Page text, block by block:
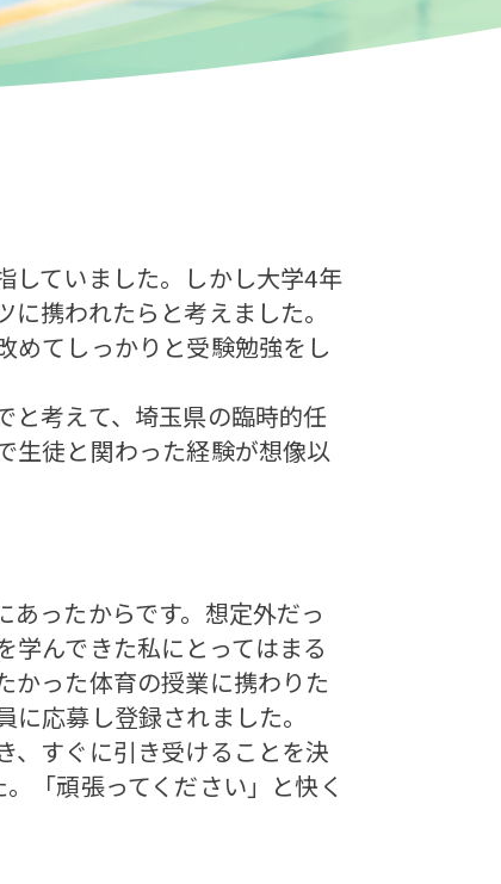
していました。しかし大学4年
携われたらと考えました。
めてしっかりと受験勉強をし
考えて、埼玉県の臨時的任
生徒と関わった経験が想像以
ったからです。想定外だっ
んできた私にとってはまる
かった体育の授業に携わりた
応募し登録されました。
、すぐに引き受けることを決
「頑張ってください」と快く